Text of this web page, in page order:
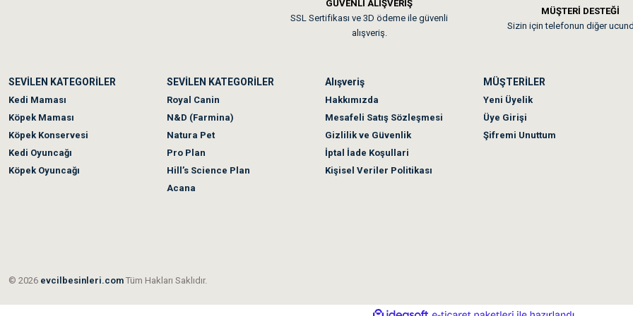
Akşam verdiğim sipariş bir sonraki gün elime ulaştı. Jack russell köpeğim severek yedi. Tüy
GÜVENLİ ALIŞVERİŞ
SSL Sertifikası ve 3D ödeme ile güvenli
alışveriş.
MÜŞTERİ DESTEĞİ
Sizin için telefonun diğer
SEVİLEN KATEGORİLER
Kedi Maması
Köpek Maması
Köpek Konservesi
Kedi Oyuncağı
Köpek Oyuncağı
SEVİLEN KATEGORİLER
Royal Canin
N&D (Farmina)
Natura Pet
Pro Plan
Hill’s Science Plan
Acana
Alışveriş
Hakkımızda
Mesafeli Satış Sözleşmesi
Gizlilik ve Güvenlik
İptal İade Koşullari
Kişisel Veriler Politikası
MÜŞTERİLER
Yeni Üyelik
Üye Girişi
Şifremi Unuttum
© 2026 evcilbesinleri.com Tüm Hakları Saklıdır.